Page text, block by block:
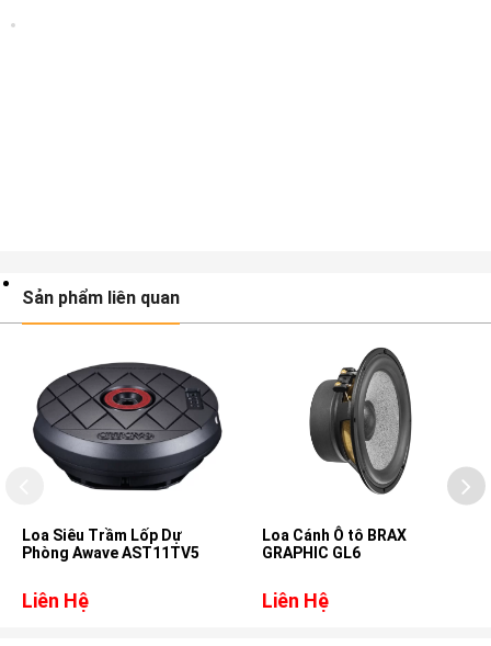
Sản phẩm liên quan
Loa Siêu Trầm Lốp Dự
Phòng Awave AST11TV5
Liên Hệ
Loa Cánh Ô tô BRAX
GRAPHIC GL6
Liên Hệ